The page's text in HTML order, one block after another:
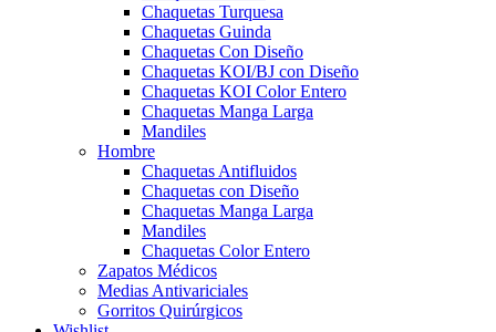
Chaquetas Turquesa
Chaquetas Guinda
Chaquetas Con Diseño
Chaquetas KOI/BJ con Diseño
Chaquetas KOI Color Entero
Chaquetas Manga Larga
Mandiles
Hombre
Chaquetas Antifluidos
Chaquetas con Diseño
Chaquetas Manga Larga
Mandiles
Chaquetas Color Entero
Zapatos Médicos
Medias Antivariciales
Gorritos Quirúrgicos